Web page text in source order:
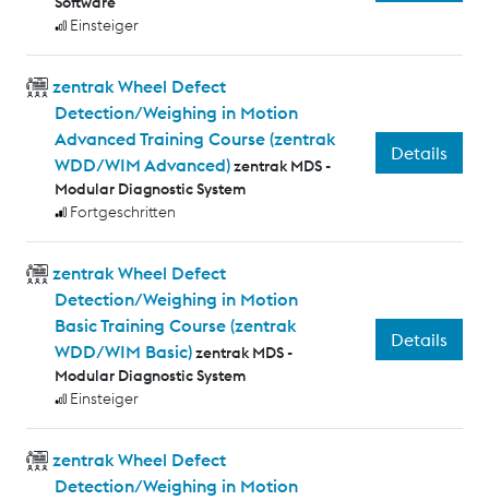
Einsteiger
zentrak Wheel Defect
Detection/Weighing in Motion
Advanced Training Course (zentrak
WDD/WIM Advanced)zentrak MDS -
Modular Diagnostic System
Fortgeschritten
Details
zentrak Wheel Defect
Detection/Weighing in Motion
Basic Training Course (zentrak
WDD/WIM Basic)zentrak MDS -
Modular Diagnostic System
Einsteiger
Details
zentrak Wheel Defect
Detection/Weighing in Motion